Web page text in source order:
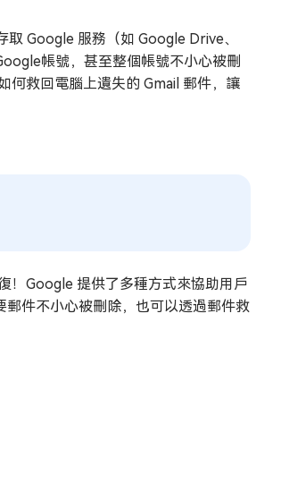
Google 服務（如 Google Drive、
帳號，甚至整個帳號不小心被刪
何救回電腦上遺失的 Gmail 郵件，讓
！Google 提供了多種方式來協助用戶
件不小心被刪除，也可以透過郵件救